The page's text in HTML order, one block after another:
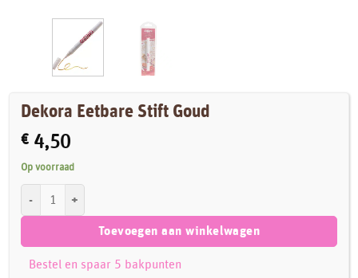
Dekora Eetbare Stift Goud
€ 4,50
Op voorraad
Toevoegen aan winkelwagen
Bestel en spaar 5 bakpunten